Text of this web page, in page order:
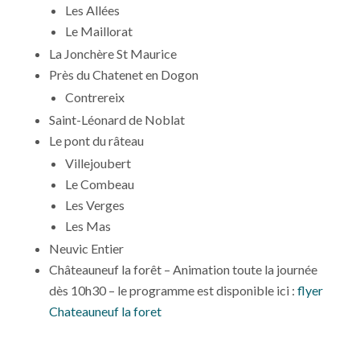
Les Allées
Le Maillorat
La Jonchère St Maurice
Près du Chatenet en Dogon
Contrereix
Saint-Léonard de Noblat
Le pont du râteau
Villejoubert
Le Combeau
Les Verges
Les Mas
Neuvic Entier
Châteauneuf la forêt – Animation toute la journée
dès 10h30 – le programme est disponible ici : flyer
Chateauneuf la foret